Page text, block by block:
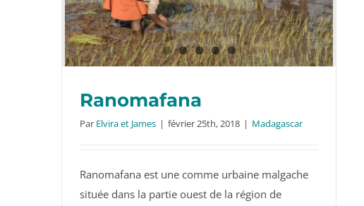
Ranomafana
Ranomafana
Par Elvira et James | février 25th, 2018 | Madagascar
Ranomafana est une comme urbaine malgache
située dans la partie ouest de la région de